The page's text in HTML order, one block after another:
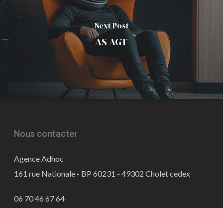
Next Post
AS AGT
Nous contacter
Agence Adhoc
161 rue Nationale - BP 60231 - 49302 Cholet cedex
06 70 46 67 64